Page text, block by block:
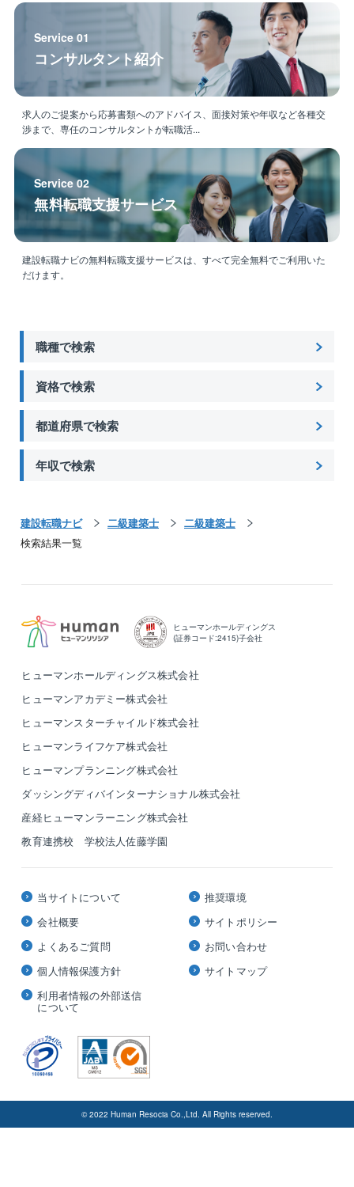
Service 01
コンサルタント紹介
求人のご提案から応募書類へのアドバイス、面接対策や年収など各種交
渉まで、専任のコンサルタントが転職活...
Service 02
無料転職支援サービス
建設転職ナビの無料転職支援サービスは、すべて完全無料でご利用いた
だけます。
職種で検索
資格で検索
都道府県で検索
年収で検索
建設転職ナビ 二級建築士
二級建築士
検索結果一覧
ヒューマンホールディングス
(証券コード:2415)子会社
ヒューマンホールディングス株式会社
ヒューマンアカデミー株式会社
ヒューマンスターチャイルド株式会社
ヒューマンライフケア株式会社
ヒューマンプランニング株式会社
ダッシングディバインターナショナル株式会社
産経ヒューマンラーニング株式会社
教育連携校 学校法人佐藤学園
当サイトについて
会社概要
よくあるご質問
個人情報保護方針
利用者情報の外部送信
について
推奨環境
サイトポリシー
お問い合わせ
サイトマップ
© 2022 Human Resocia Co.,Ltd. All Rights reserved.